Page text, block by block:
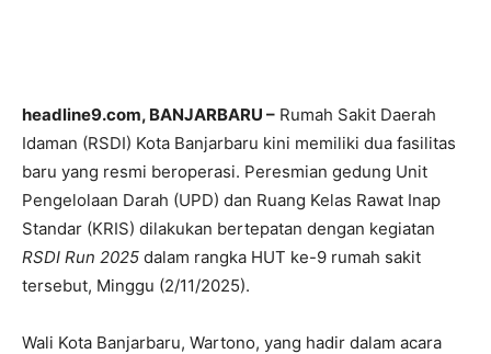
headline9.com, BANJARBARU – Rumah Sakit Daerah
Idaman (RSDI) Kota Banjarbaru kini memiliki dua fasilitas
baru yang resmi beroperasi. Peresmian gedung Unit
Pengelolaan Darah (UPD) dan Ruang Kelas Rawat Inap
Standar (KRIS) dilakukan bertepatan dengan kegiatan
RSDI Run 2025 dalam rangka HUT ke-9 rumah sakit
tersebut, Minggu (2/11/2025).
Wali Kota Banjarbaru, Wartono, yang hadir dalam acara